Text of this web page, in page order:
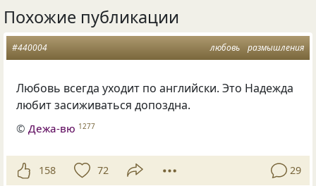
Похожие публикации
любовь размышления
#440004
Любовь всегда уходит по английски. Это Надежда
любит засиживаться допоздна.
© Дежа-вю 1277
158 72 29